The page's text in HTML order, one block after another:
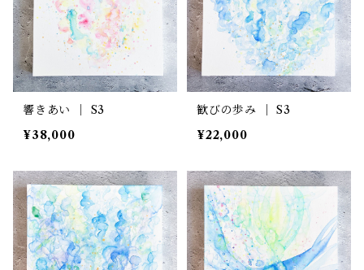
響きあい ｜ S3
¥38,000
歓びの歩み ｜ S3
¥22,000